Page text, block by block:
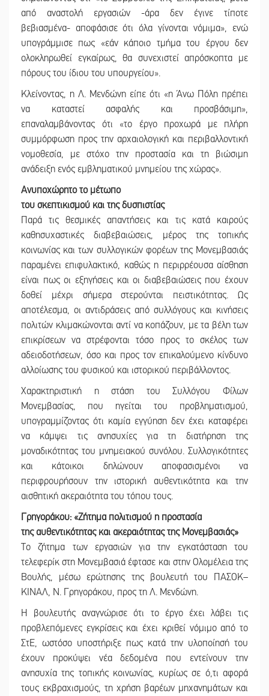
από αναστολή εργασιών -άρα δεν έγινε τίποτε
βεβιασμένα- αποφάσισε ότι όλα γίνονται νόμιμα», ενώ
υπογράμμισε πως «εάν κάποιο τμήμα του έργου δεν
ολοκληρωθεί εγκαίρως, θα συνεχιστεί απρόσκοπτα με
πόρους του ίδιου του υπουργείου».
Κλείνοντας, η Λ. Μενδώνη είπε ότι «η Άνω Πόλη πρέπει
να καταστεί ασφαλής και προσβάσιμη»,
επαναλαμβάνοντας ότι «το έργο προχωρά με πλήρη
συμμόρφωση προς την αρχαιολογική και περιβαλλοντική
νομοθεσία, με στόχο την προστασία και τη βιώσιμη
ανάδειξη ενός εμβληματικού μνημείου της χώρας».
Ανυποχώρητο το μέτωπο
του σκεπτικισμού και τηςδυσπιστίας
Παρά τις θεσμικές απαντήσεις και τις κατά καιρούς
καθησυχαστικές διαβεβαιώσεις, μέρος της τοπικής
κοινωνίας και των συλλογικών φορέων της Μονεμβασιάς
παραμένει επιφυλακτικό, καθώς η περιρρέουσα αίσθηση
είναι πως οι εξηγήσεις και οι διαβεβαιώσεις που έχουν
δοθεί μέχρι σήμερα στερούνται πειστικότητας. Ως
αποτέλεσμα, οι αντιδράσεις από συλλόγους και κινήσεις
πολιτών κλιμακώνονται αντί να κοπάζουν, με τα βέλη των
επικρίσεων να στρέφονται τόσο προς το σκέλος των
αδειοδοτήσεων, όσο και προς τον επικαλούμενο κίνδυνο
αλλοίωσης του φυσικού και ιστορικού περιβάλλοντος.
Χαρακτηριστική η στάση του Συλλόγου Φίλων
Μονεμβασίας, που ηγείται του προβληματισμού,
υπογραμμίζοντας ότι καμία εγγύηση δεν έχει καταφέρει
να κάμψει τις ανησυχίες για τη διατήρηση της
μοναδικότητας του μνημειακού συνόλου. Συλλογικότητες
και κάτοικοι δηλώνουν αποφασισμένοι να
περιφρουρήσουν την ιστορική αυθεντικότητα και την
αισθητική ακεραιότητα του τόπου τους.
Γρηγοράκου: «Ζήτημα πολιτισμού η προστασία
της αυθεντικότητας και ακεραιότητας της Μονεμβασιάς»
Το ζήτημα των εργασιών για την εγκατάσταση του
τελεφερίκ στη Μονεμβασιά έφτασε και στην Ολομέλεια της
Βουλής, μέσω ερώτησης της βουλευτή του ΠΑΣΟΚ–
ΚΙΝΑΛ, Ν. Γρηγοράκου, προς τη Λ. Μενδώνη.
Η βουλευτής αναγνώρισε ότι το έργο έχει λάβει τις
προβλεπόμενες εγκρίσεις και έχει κριθεί νόμιμο από το
ΣτΕ, ωστόσο υποστήριξε πως κατά την υλοποίησή του
έχουν προκύψει νέα δεδομένα που εντείνουν την
ανησυχία της τοπικής κοινωνίας, κυρίως σε ό,τι αφορά
τους εκβραχισμούς, τη χρήση βαρέων μηχανημάτων και